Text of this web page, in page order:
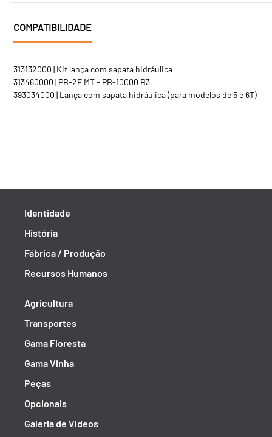
COMPATIBILIDADE
313132000 | Kit lança com sapata hidráulica
313460000 | PB-2E MT - PB-10000 B3
393034000 | Lança com sapata hidráulica (para modelos de 5 e 6T)
Identidade
História
Fábrica / Produção
Recursos Humanos
Agricultura
Transportes
Gama Floresta
Gama Vinha
Peças
Opcionais
Galeria de Vídeos